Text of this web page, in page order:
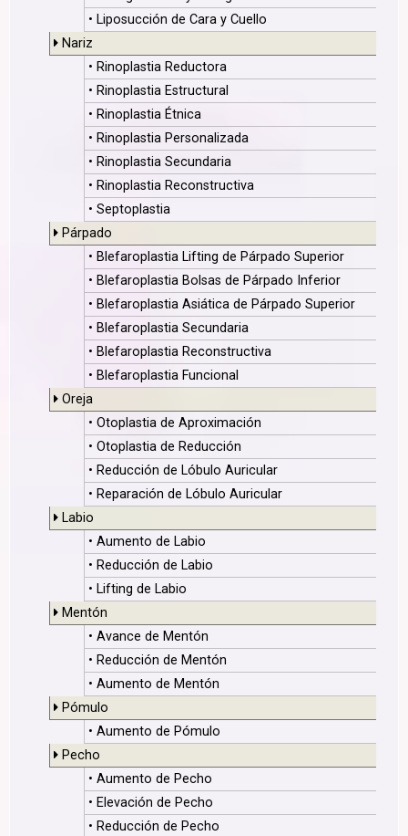
• Liposucción de Cara y Cuello
Nariz
• Rinoplastia Reductora
• Rinoplastia Estructural
• Rinoplastia Étnica
• Rinoplastia Personalizada
• Rinoplastia Secundaria
• Rinoplastia Reconstructiva
• Septoplastia
Párpado
• Blefaroplastia Lifting de Párpado Superior
• Blefaroplastia Bolsas de Párpado Inferior
• Blefaroplastia Asiática de Párpado Superior
• Blefaroplastia Secundaria
• Blefaroplastia Reconstructiva
• Blefaroplastia Funcional
Oreja
• Otoplastia de Aproximación
• Otoplastia de Reducción
• Reducción de Lóbulo Auricular
• Reparación de Lóbulo Auricular
Labio
• Aumento de Labio
• Reducción de Labio
• Lifting de Labio
Mentón
• Avance de Mentón
• Reducción de Mentón
• Aumento de Mentón
Pómulo
• Aumento de Pómulo
Pecho
• Aumento de Pecho
• Elevación de Pecho
• Reducción de Pecho